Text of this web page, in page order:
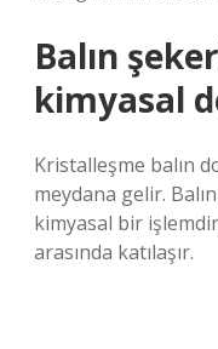
Balın
kimyasal
Kristalleşme balın
meydana gelir.
kimyasal bir
arasında katılaşır.